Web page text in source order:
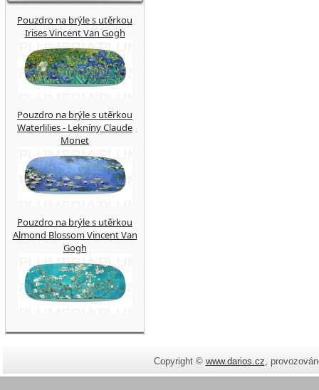
Pouzdro na brýle s utěrkou
Irises Vincent Van Gogh
Pouzdro na brýle s utěrkou
Waterlilies - Lekníny Claude
Monet
Pouzdro na brýle s utěrkou
Almond Blossom Vincent Van
Gogh
Copyright © www.darios.cz,